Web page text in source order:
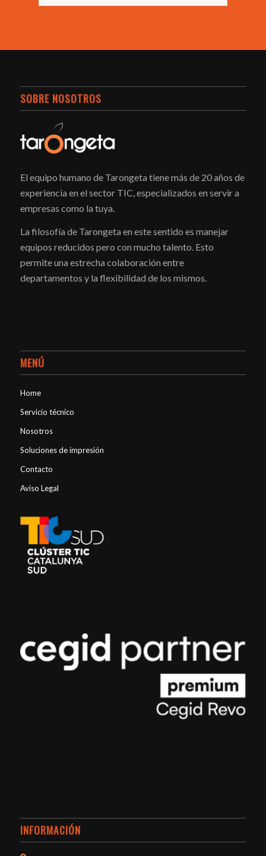
SOBRE NOSOTROS
El equipo humano de Tarongeta tiene más de 20 años de
experiencia en el sector TIC, especializados en servir a
empresas como la tuya.
La filosofía de Tarongeta en este sentido es manejar
equipos reducidos pero con mucho talento. Esto
permite una estrecha colaboración entre
departamentos y la flexibilidad de los mismos.
MENÚ
Home
Servicio técnico
Nosotros
Soluciones de impresión
Contacto
Aviso Legal
INFORMACIÓN